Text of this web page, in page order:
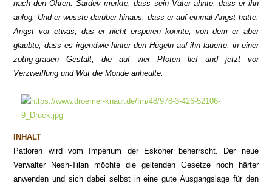
nach den Ohren. Sardev merkte, dass sein Vater ahnte, dass er ihn
anlog. Und er wusste darüber hinaus, dass er auf einmal Angst hatte.
Angst vor etwas, das er nicht erspüren konnte, von dem er aber
glaubte, dass es irgendwie hinter den Hügeln auf ihn lauerte, in einer
zottig-grauen Gestalt, die auf vier Pfoten lief und jetzt vor
Verzweiflung und Wut die Monde anheulte.
INHALT
Patloren wird vom Imperium der Eskoher beherrscht. Der neue
Verwalter Nesh-Tilan möchte die geltenden Gesetze noch härter
anwenden und sich dabei selbst in eine gute Ausgangslage für den